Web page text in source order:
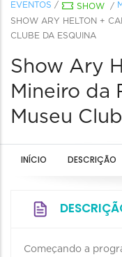
EVENTOS / SHOW /
SHOW ARY HELTON +
CLUBE DA ESQUINA
Show Ary
Mineiro da
Museu
INÍCIO DESCRIÇÃO
Começando a